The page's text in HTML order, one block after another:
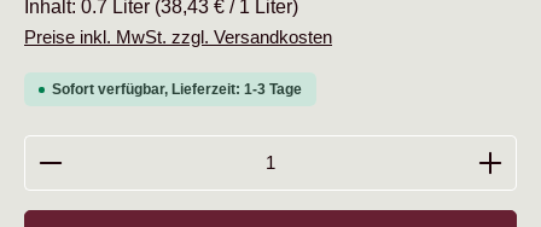
Inhalt: 0.7 Liter (38,43 € / 1 Liter)
Preise inkl. MwSt. zzgl. Versandkosten
Sofort verfügbar, Lieferzeit: 1-3 Tage
Produkt Anzahl: Gib den gewünschten Wert ein